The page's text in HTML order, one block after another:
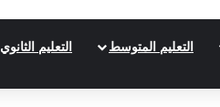
التعليم المتوسط التعليم الثانوي